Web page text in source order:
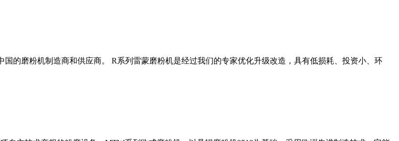
的磨粉机制造商和供应商。 R系列雷蒙磨粉机是经过我们的专家优化升级改造，具有低损耗、投资小、环